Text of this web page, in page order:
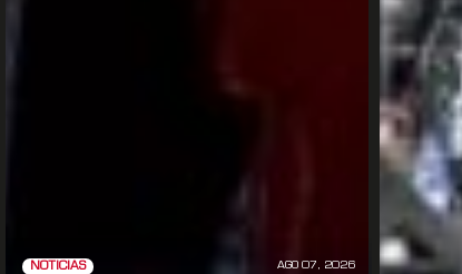
NOTICIAS AGO 07, 2026